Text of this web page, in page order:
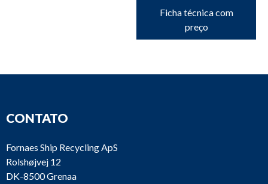
Ficha técnica com
preço
CONTATO
Fornaes Ship Recycling ApS
Rolshøjvej 12
DK-8500 Grenaa